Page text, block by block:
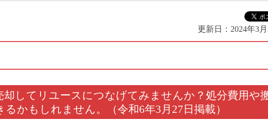
更新日： 2024年3
してリユースにつなげてみませんか？処分費用や
かもしれません。（令和6年3月27日掲載）